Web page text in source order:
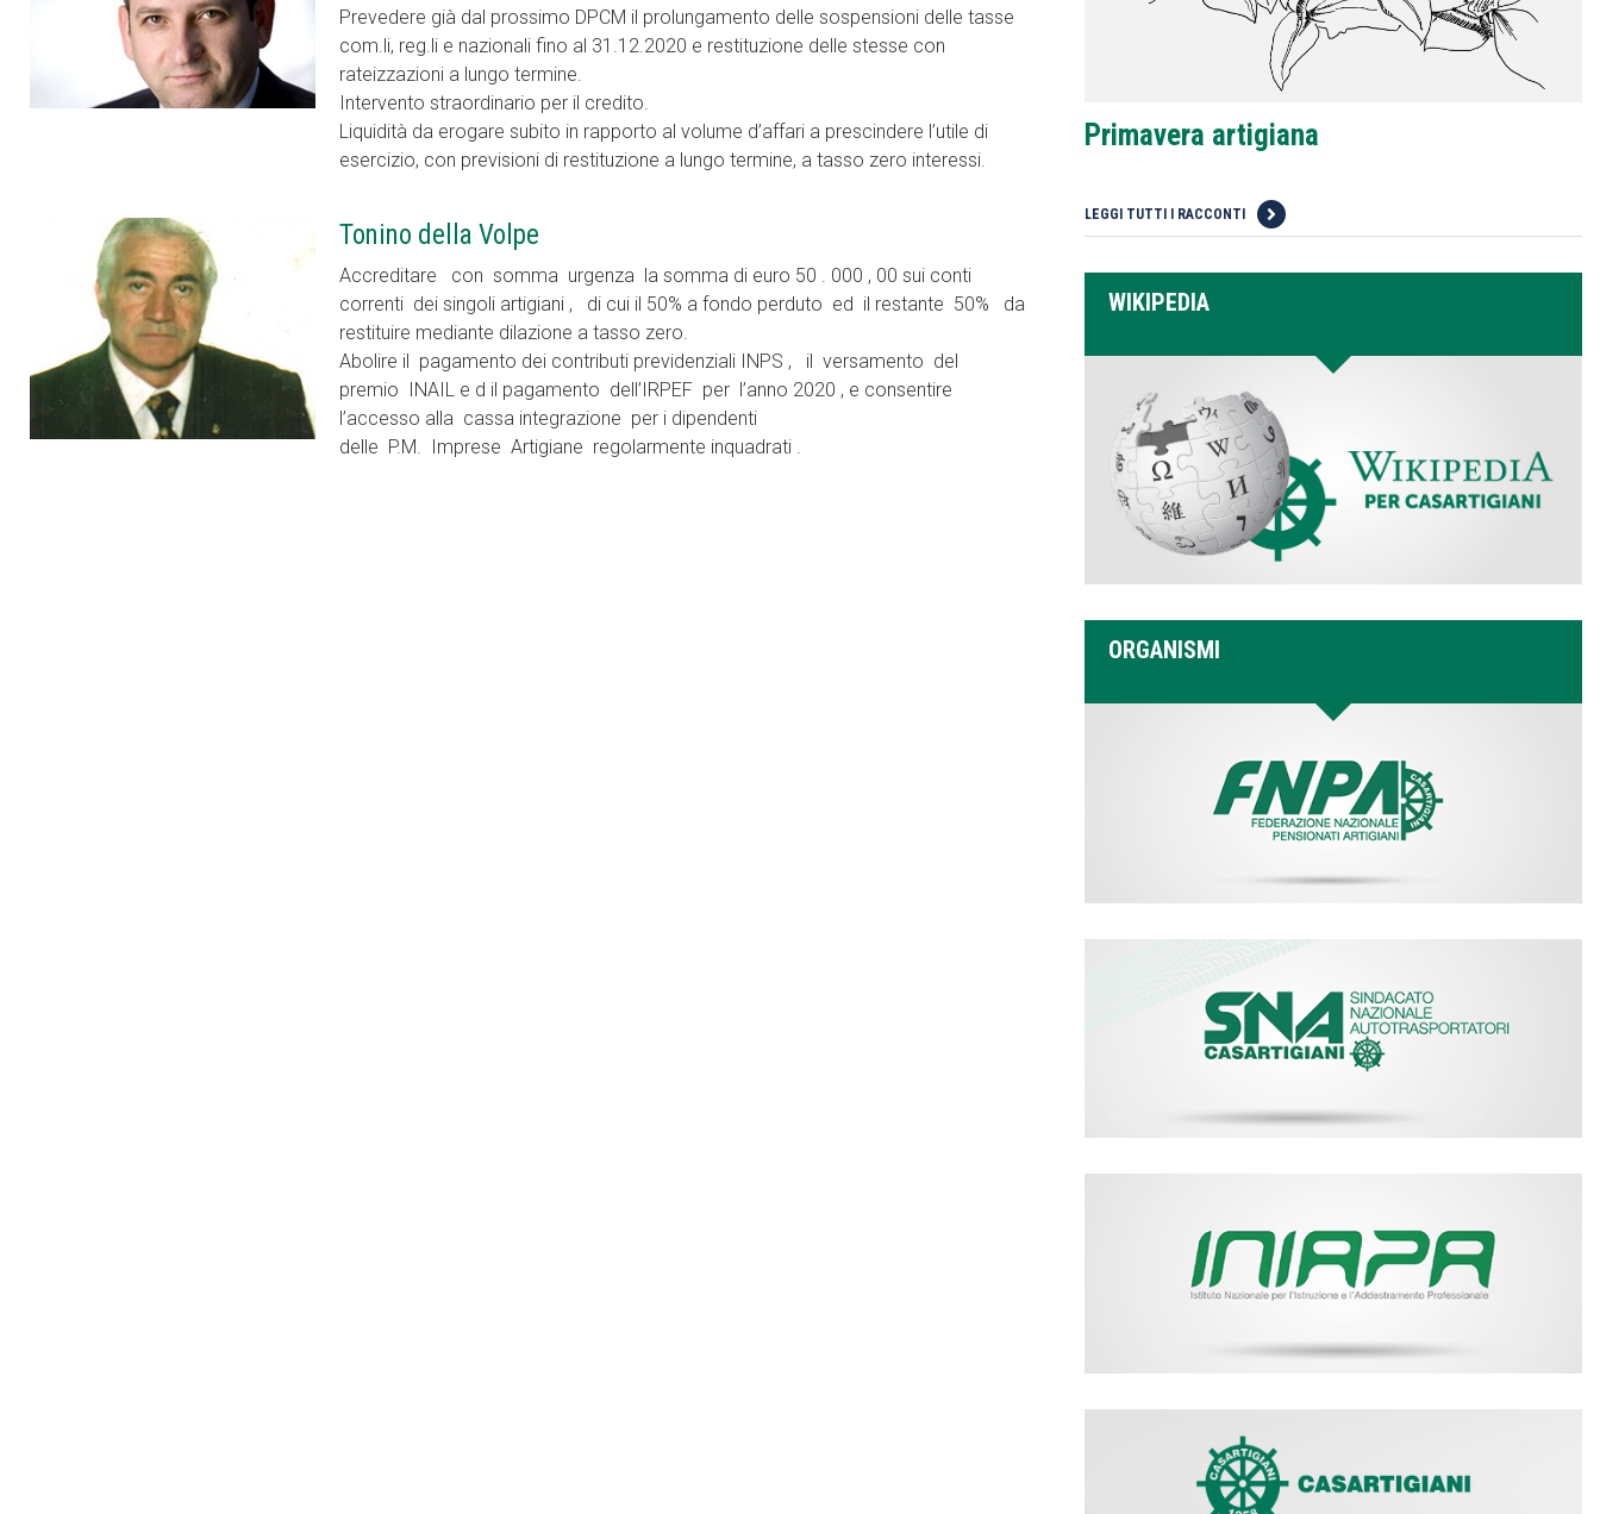
Prevedere già dal prossimo DPCM il prolungamento delle sospensioni delle tasse
com.li, reg.li e nazionali fino al 31.12.2020 e restituzione delle stesse con
rateizzazioni a lungo termine.
Intervento straordinario per il credito.
Liquidità da erogare subito in rapporto al volume d’affari a prescindere l’utile di
esercizio, con previsioni di restituzione a lungo termine, a tasso zero interessi.
Tonino della Volpe
Accreditare con somma urgenza la somma di euro 50 . 000 , 00 sui conti
correnti dei singoli artigiani , di cui il 50% a fondo perduto ed il restante 50% da
restituire mediante dilazione a tasso zero.
Abolire il pagamento dei contributi previdenziali INPS , il versamento del
premio INAIL e d il pagamento dell’IRPEF per l’anno 2020 , e consentire
l’accesso alla cassa integrazione per i dipendenti
delle P.M. Imprese Artigiane regolarmente inquadrati .
Primavera artigiana
LEGGI TUTTI I RACCONTI
WIKIPEDIA
ORGANISMI